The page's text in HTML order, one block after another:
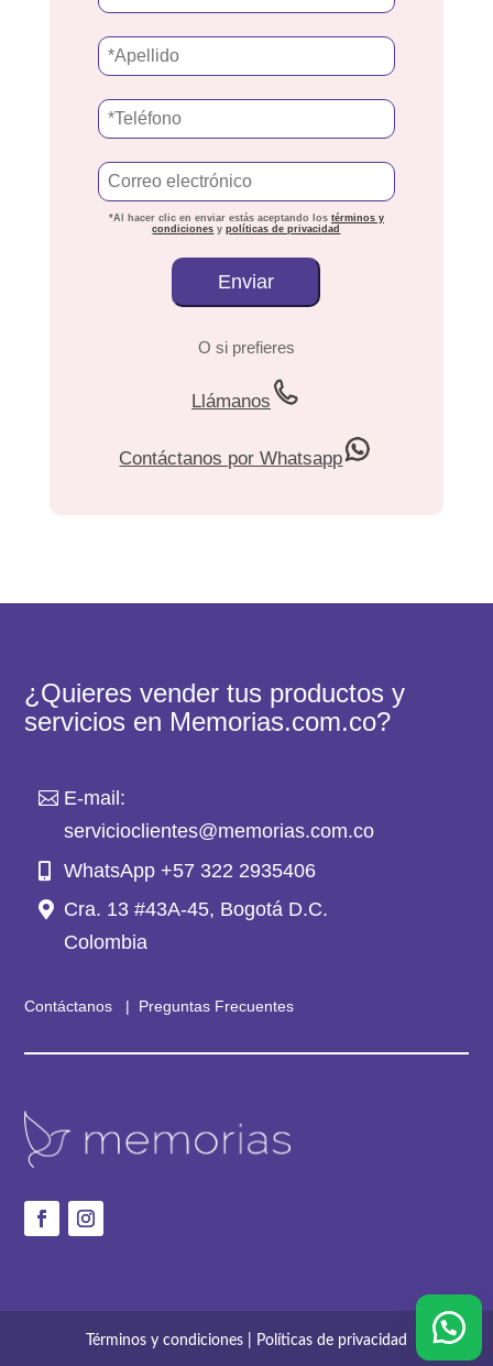
*Al hacer clic en enviar estás aceptando los términos y
condiciones ypolíticas de privacidad
O si prefieres
Llámanos
Contáctanos por Whatsapp
¿Quieres vender tus productos y
servicios en Memorias.com.co?
E-mail:
servicioclientes@memorias.com.co
WhatsApp +57 322 2935406
Cra. 13 #43A-45, Bogotá D.C.
Colombia
Contáctanos | Preguntas Frecuentes
Términos y condiciones | Políticas de privacidad